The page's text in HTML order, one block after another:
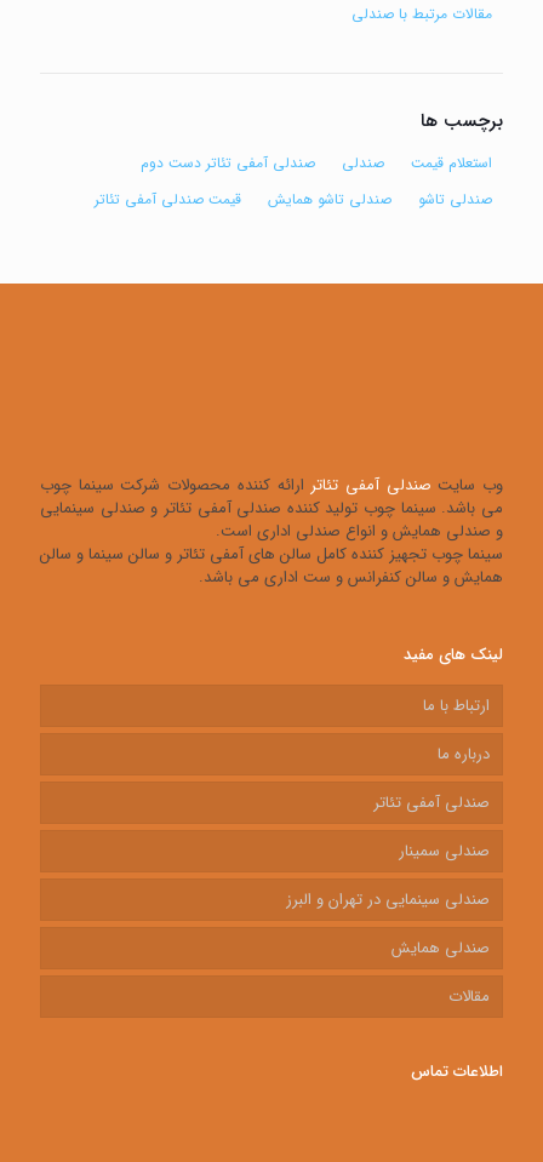
مقالات مرتبط با صندلی
برچسب ها
استعلام قیمت صندلی
صندلی آمفی تئاتر دست دوم
صندلی تاشو
صندلی تاشو همایش قیمت صندلی آمفی تئاتر
وب سایت صندلی آمفی تئاتر ارائه کننده محصولات شرکت سینما چوب
می باشد. سینما چوب تولید کننده صندلی آمفی تئاتر و صندلی سینمایی
و صندلی همایش و انواع صندلی اداری است.
سینما چوب تجهیز کننده کامل سالن های آمفی تئاتر و سالن سینما و سالن
همایش و سالن کنفرانس و ست اداری می باشد.
لینک های مفید
ارتباط با ما
درباره ما
صندلی آمفی تئاتر
صندلی سمینار
صندلی سینمایی در تهران و البرز
صندلی همایش
مقالات
اطلاعات تماس